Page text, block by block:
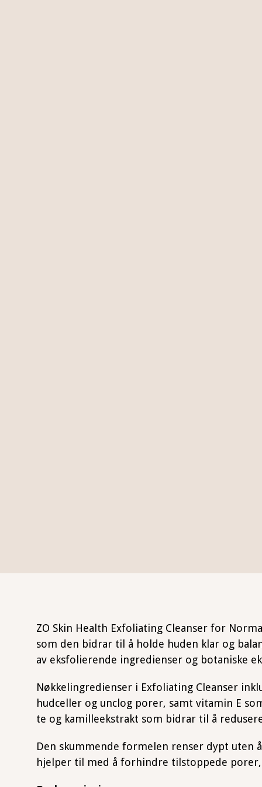
ZO Skin Health Exfoliating Cleanser for
som den bidrar til å holde huden klar og
av eksfolierende ingredienser og botaniske
Nøkkelingredienser i Exfoliating Cleanser
hudceller og unclog porer, samt vitamin E
te og kamilleekstrakt som bidrar til å
Den skummende formelen renser dypt uten
hjelper til med å forhindre tilstoppede